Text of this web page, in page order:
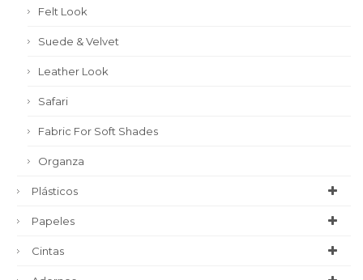
Felt Look
Suede & Velvet
Leather Look
Safari
Fabric For Soft Shades
Organza
Plásticos
Papeles
Cintas